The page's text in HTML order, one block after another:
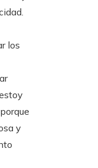
los
y